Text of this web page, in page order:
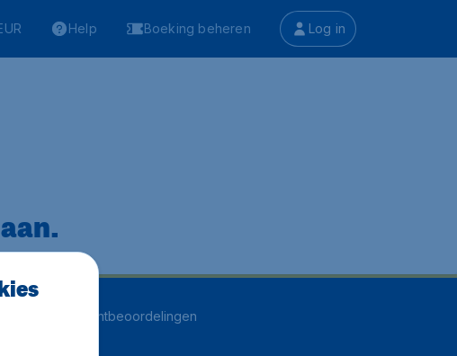
Help Boeking beheren Log in
klantbeoordelingen